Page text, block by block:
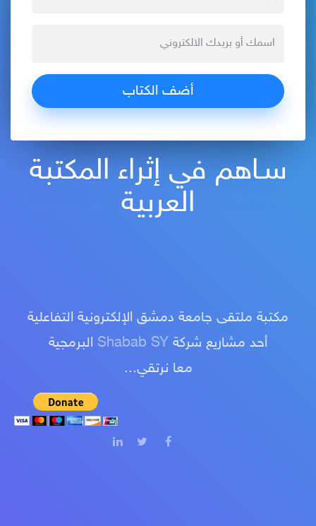
سـاهم في إثراء المكتبة
العربية
مكتبة ملتقى جامعة دمشق الإلكترونية التفاعلية
أحد مشاريع شركة Shabab SY البرمجية
معا نرتقي...